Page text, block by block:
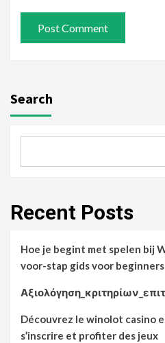
Search
Recent Posts
Hoe je begint met spelen bij
voor-stap gids voor beginners
Découvrez le winolot casino
s’inscrire et profiter des jeux